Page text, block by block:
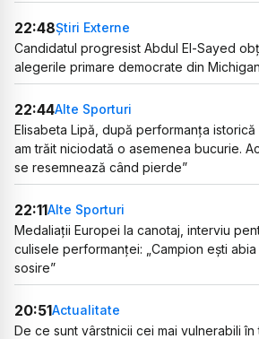
22:48Știri Externe
Candidatul progresist Abdul El-Sayed
alegerile primare democrate din Michigan
22:44Alte Sporturi
Elisabeta Lipă, după performanța
am trăit niciodată o asemenea bucurie.
se resemnează când pierde”
22:11Alte Sporturi
Medaliații Europei la canotaj, interviu
culisele performanței: „Campion ești
sosire”
20:51Actualitate
De ce sunt vârstnicii cei mai vulnerabili în